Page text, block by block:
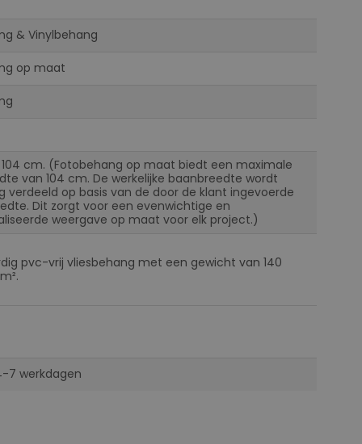
& Vinylbehang
op maat
cm. (Fotobehang op maat biedt een maximale
van 104 cm. De werkelijke baanbreedte wordt
verdeeld op basis van de door de klant ingevoerde
Dit zorgt voor een evenwichtige en
weergave op maat voor elk project.)
pvc-vrij vliesbehang met een gewicht van 140
7 werkdagen